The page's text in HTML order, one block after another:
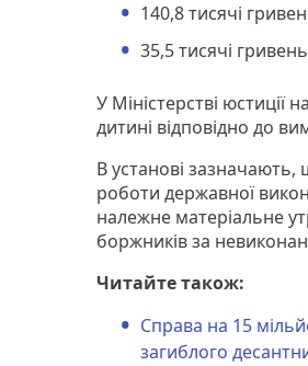
140,8 тисячі
35,5 тисячі
У Міністерстві юстиції
дитині відповідно до
В установі
роботи державної
належне матеріальне
боржників за
Читайте також:
Справа на 15
загиблого